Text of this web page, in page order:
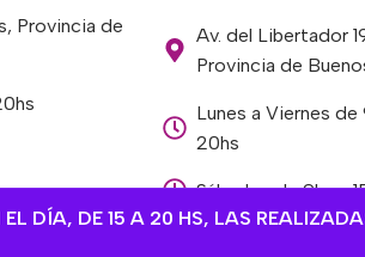
DÍA, DE 15 A 20 HS, LAS
Provincia de
Av. del Libertador
Provincia de
Lunes a Viernes de
20hs
Sábados de 9hs a